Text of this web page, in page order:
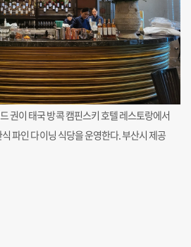
권이 태국 방콕 캠핀스키 호텔 레스토랑에서
식 파인 다이닝 식당을 운영한다. 부산시 제공